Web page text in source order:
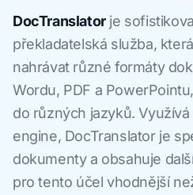
DocTranslatorje
překladatelská služba,
nahrávat různé formáty
Wordu, PDF a
do různých jazyků. Využívá
engine, DocTranslator je
dokumenty a obsahuje
pro tento účel vhodnější